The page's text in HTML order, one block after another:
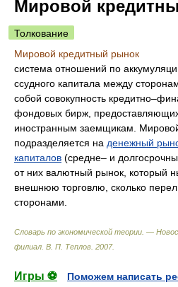
Мировой
Толкование
Мировой кредитный рынок
система отношений по
ссудного капитала между
собой совокупность
фондовых бирж,
иностранным заемщикам.
подразделяется на денежный
капиталов (средне– и
от них валютный рынок, который
внешнюю торговлю, сколько
сторонами.
Словарь по экономической теории. —
филиал В. П. Теплов 2007.
Игры ⚽
Поможем написать